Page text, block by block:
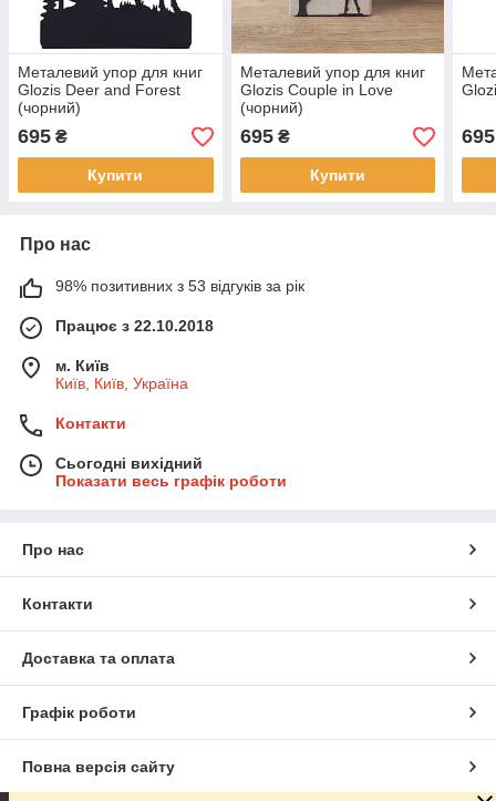
Металевий упор для книг
Glozis Deer and Forest
(чорний)
695 ₴
Купити
Металевий упор для книг
Glozis Couple in Love
(чорний)
695₴
Купити
695
Про нас
98% позитивних з 53 відгуків за рік
Працює з 22.10.2018
м. Київ
Київ, Київ, Україна
Контакти
Сьогодні вихідний
Показати весь графік роботи
Про нас
Контакти
Доставка та оплата
Графік роботи
Повна версія сайту